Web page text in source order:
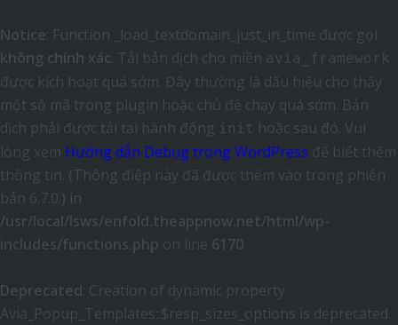
Notice: Function _load_textdomain_just_in_time được gọi
không chính xác. Tải bản dịch cho miền avia_framework
được kích hoạt quá sớm. Đây thường là dấu hiệu cho thấy
một số mã trong plugin hoặc chủ đề chạy quá sớm. Bản
dịch phải được tải tại hành động init hoặc sau đó. Vui
lòng xem Hướng dẫn Debug trong WordPress để biết thêm
thông tin. (Thông điệp này đã được thêm vào trong phiên
bản 6.7.0.) in
/usr/local/lsws/enfold.theappnow.net/html/wp-
includes/functions.php on line 6170
Deprecated: Creation of dynamic property
Avia_Popup_Templates::$resp_sizes_options is deprecated